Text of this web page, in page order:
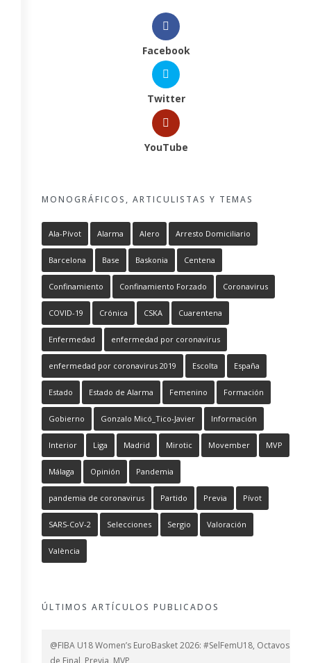
Facebook
Twitter
YouTube
MONOGRÁFICOS, ARTICULISTAS Y TEMAS
Ala-Pívot Alarma Alero Arresto Domiciliario
Barcelona Base Baskonia Centena
Confinamiento Confinamiento Forzado Coronavirus
COVID-19 Crónica CSKA Cuarentena
Enfermedad enfermedad por coronavirus
enfermedad por coronavirus 2019 Escolta España
Estado Estado de Alarma Femenino Formación
Gobierno Gonzalo Micó_Tico-Javier Información
Interior Liga Madrid Mirotic Movember MVP
Málaga Opinión Pandemia
pandemia de coronavirus Partido Previa Pívot
SARS-CoV-2 Selecciones Sergio Valoración
València
ÚLTIMOS ARTÍCULOS PUBLICADOS
@FIBA U18 Women’s EuroBasket 2026: #SelFemU18, Octavos
de Final, Previa, MVP